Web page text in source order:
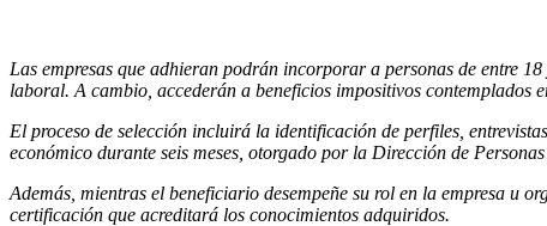
Las empresas que adhieran podrán incorporar a personas de entre
laboral. A cambio, accederán a beneficios impositivos contemplados
El proceso de selección incluirá la identificación de perfiles,
económico durante seis meses, otorgado por la Dirección de
Además, mientras el beneficiario desempeñe su rol en la empresa u
certificación que acreditará los conocimientos adquiridos.